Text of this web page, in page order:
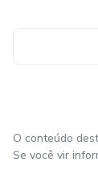
O conteúdo
Se você vir